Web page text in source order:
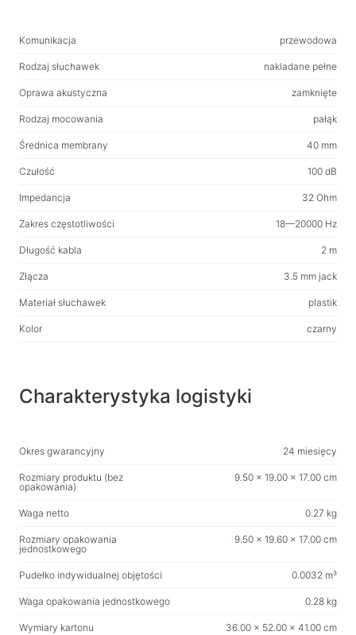
Kamery internetowe
Plecaki, torby, uchwyty i inne akcesoria
Walizki na kółkach
Torby organizacyjne
Uchwyty samochodowe
Plecaki do nauki i wypoczynku
Nawilżane chusteczki
Latarki
Artykuły sportowe
Meble biurowe
Biurka do domu i biura
Stelaże biurek
Komunikacja przewodowa
Rodzaj słuchawek nakladane pełne
Oprawa akustyczna zamknięte
Rodzaj mocowania pałąk
Średnica membrany 40 mm
Czułość 100 dB
Impedancja 32 Ohm
Zakres częstotliwości 18—20000 Hz
Długość kabla 2 m
Złącza 3.5 mm jack
Materiał słuchawek plastik
Kolor czarny
Charakterystyka logistyki
Okres gwarancyjny 24 miesięcy
Rozmiary produktu (bez
opakowania)
9.50 x 19.00 x 17.00 cm
Waga netto 0.27 kg
Rozmiary opakowania
jednostkowego
9.50 x 19.60 x 17.00 cm
Pudełko indywidualnej objętości 0.0032 m³
Waga opakowania jednostkowego 0.28 kg
Wymiary kartonu 36.00 x 52.00 x 41.00 cm